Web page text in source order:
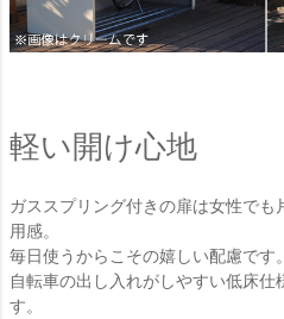
軽い開け心地
ガススプリング付きの扉は女性で
用感。
毎日使うからこその嬉しい配慮です。
自転車の出し入れがしやすい低床
す。